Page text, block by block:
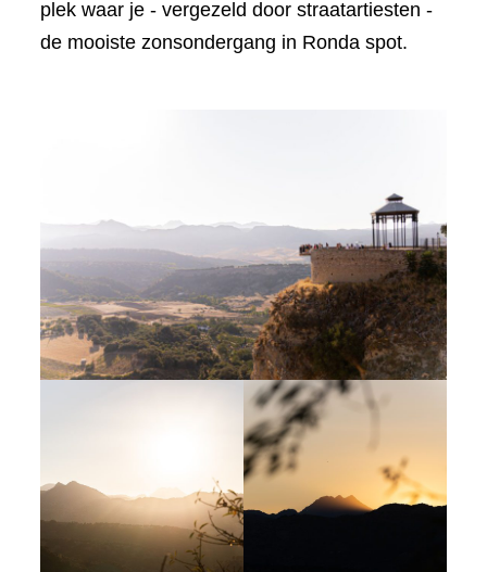
plek waar je - vergezeld door straatartiesten -
de mooiste zonsondergang in Ronda spot.